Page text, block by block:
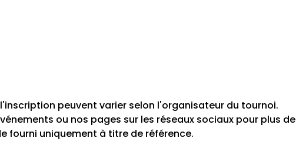
peuvent varier selon l'organisateur du tournoi.
ou nos pages sur les réseaux sociaux pour plus de
fourni uniquement à titre de référence.